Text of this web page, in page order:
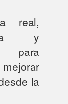
real,
y
para
la